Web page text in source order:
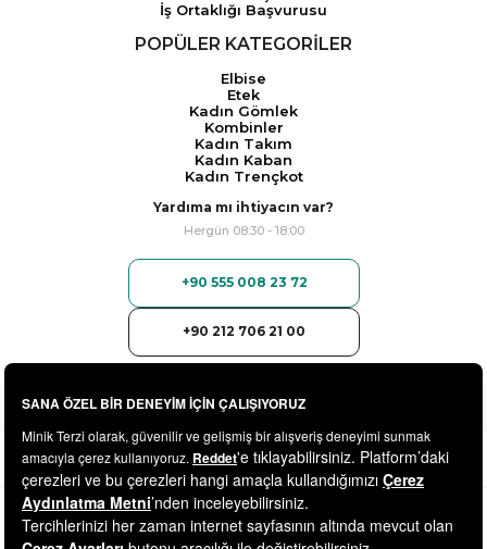
İş Ortaklığı Başvurusu
POPÜLER KATEGORİLER
Elbise
Etek
Kadın Gömlek
Kombinler
Kadın Takım
Kadın Kaban
Kadın Trençkot
Yardıma mı ihtiyacın var?
Hergün 08:30 - 18:00
+90 555 008 23 72
+90 212 706 21 00
© 2025minikterzi.com - Tüm Hakları Saklıdır.